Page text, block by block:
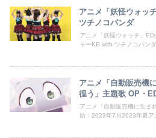
アニメ「妖怪ウォッ
ツチノコパンダ
アニメ「妖怪ウォッチ」
ャーKB with ツチノコパンダ
アニメ「自動販売機
徨う」主題歌 OP・
アニメ「自動販売機に生ま
始：2023年7月2023年夏ア